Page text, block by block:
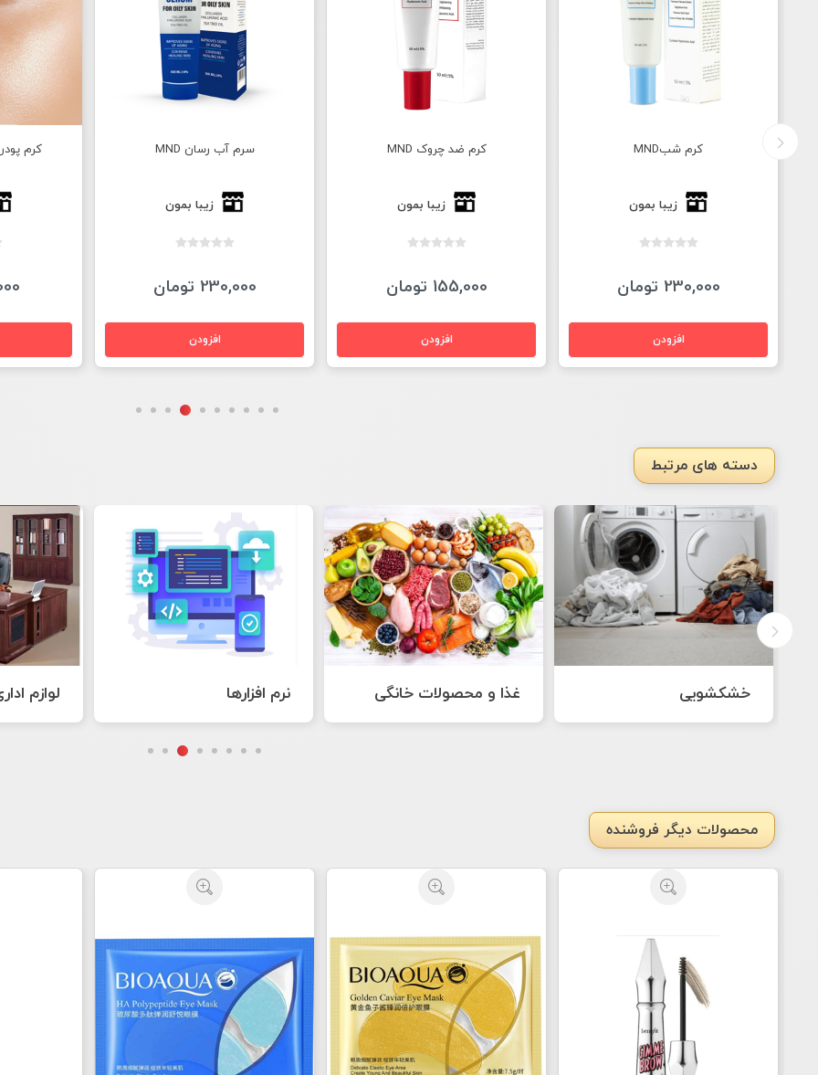
کرم شبMND
زیبا بمون
230,000 تومان
کرم ضد چروک MND
زیبا بمون
155,000 تومان
سرم آب رسان MND
زیبا بمون
230,000 تومان
کرم
دسته های مرتبط
غذا و محصولات خانگی نرم افزارها لوازم اداری هنر های
محصولات دیگر فروشنده